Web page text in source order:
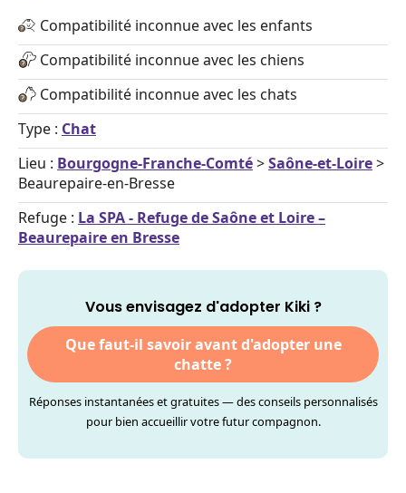
Compatibilité inconnue avec les enfants
Compatibilité inconnue avec les chiens
Compatibilité inconnue avec les chats
Type : Chat
Lieu : Bourgogne-Franche-Comté>Saône-et-Loire>
Beaurepaire-en-Bresse
Refuge : La SPA - Refuge de Saône et Loire –
Beaurepaire en Bresse
Vous envisagez d'adopter Kiki ?
Que faut-il savoir avant d'adopter une
chatte ?
Réponses instantanées et gratuites — des conseils personnalisés
pour bien accueillir votre futur compagnon.